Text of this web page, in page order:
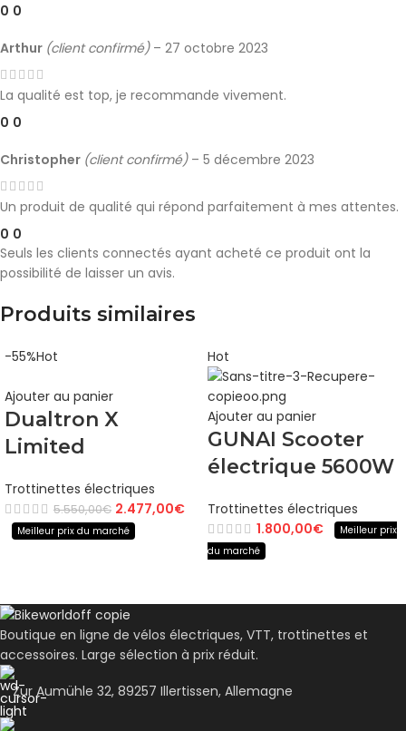
0 0
Arthur (client confirmé) – 27 octobre 2023
La qualité est top, je recommande vivement.
0 0
Christopher (client confirmé) – 5 décembre 2023
Un produit de qualité qui répond parfaitement à mes attentes.
0 0
Seuls les clients connectés ayant acheté ce produit ont la
possibilité de laisser un avis.
Produits similaires
-55%Hot
Ajouter au panier
Dualtron X
Limited
Trottinettes électriques
5.550,00€ 2.477,00€
Meilleur prix du marché
Hot
Ajouter au panier
GUNAI Scooter
électrique 5600W
Trottinettes électriques
1.800,00€
Meilleur prix
du marché
Boutique en ligne de vélos électriques, VTT, trottinettes et
accessoires. Large sélection à prix réduit.
Zur Aumühle 32, 89257 Illertissen, Allemagne